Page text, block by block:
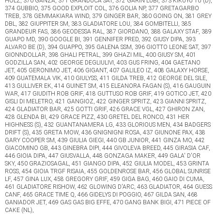
374 GUBBIO, 375 GOOD EXPLOIT COL, 376 GOLIA NP, 377 GRETAGARBO
TREB, 378 GEMMAKIARA WIND, 379 GINGER BAR, 380 GOING ON, 381 GREY
DBL, 382 GIUPPITER SM, 383 GLADIATORE LOU, 384 GOMBITELLI, 385
GRANDEUR FAS, 386 GEODESSA RAL, 387 GIORDANO, 388 GALAXY STAF, 389
GUAPO MD, 390 GOOGLE BI, 391 GENNIFER PRED, 392 GIUSY DIPA, 393
ALVARO BE (D), 394 GUAPPO, 395 GALENA SSM, 396 GIOTTO LEONE SAT, 397
GIONNDOLLAR, 398 GHALI PETRAL, 399 GHAZI MIL, 400 GIUSY SM, 401
GODZILLA SAN, 402 GEORGE DEGLIULIVI, 403 GUS FRING, 404 GAETANO
JET, 405 GERONIMO JET, 406 GIGANT, 407 GALILEO IZ, 408 GALAXY HORSE,
409 GUATEMALA VIK, 410 GIULYSS, 411 GILDA TREB, 412 GEORGE DEL SILE,
413 GULLIVER EK, 414 GUINET SM, 415 ELEANORA FAGAN (S), 416 GAUGUIN
WAR, 417 GIUDITH ROB GRIF, 418 GUTTUSO ROB GRIF, 419 GOTICO JET, 420
GISLI DI MELETRO, 421 GANGIOZ, 422 GINGER SPRITZ, 423 GIANNI SPRITZ,
424 GLADIATOR BAR, 425 GOTTI GRIF, 426 GRACE VGL, 427 GHIRON ZAN,
428 GLENDA BI, 429 GRACE PIZZ, 430 GRETEL DEL RONCO, 431 HER
HIGHNESS (S), 432 GUANTANAMERA LG, 433 GLORIOUS MEN, 434 BADGERS
DRIFT (S), 435 GRETA MOW, 436 GNIGNIGNI ROSA, 437 GIUNONE PAX, 438
GARY COOPER SM, 439 GIULIA GIEGI, 440 GB JUNIOR, 441 GINZA MO, 442
GIACOMINO GB, 443 GINEBRA DIPI, 444 GIVOLEVA BREED, 445 GIRASIA CAF,
446 GIOIA DIPA, 447 GIUSVALLA, 448 GONZAGA MAKER, 449 GALA' D'OR
SKY, 450 GRAZIOSAGAL, 451 GIANGO DIPA, 452 GIULIA MODEL, 453 GRINTA
ROSS, 454 GIOIA TRGF RISAIA, 455 GOLDENROSE BAR, 456 GLOBAL SUNRISE
LF, 457 GINA LUX, 458 GREGORY GRIF, 459 GIGA BAG, 460 GAIO DI CUMA,
461 GLADIATORE RISHOW, 462 GLOWING D'ARC, 463 GLADIATOR, 464 GUESS
CANF, 465 GRACE TIME Q, 466 GIDELYS DI POGGIO, 467 GILDA SAN, 468
GANIADOR JET, 469 GAS GAS BIG EFFE, 470 GANG BANK BIGI, 471 PIECE OF
CAKE (NL),